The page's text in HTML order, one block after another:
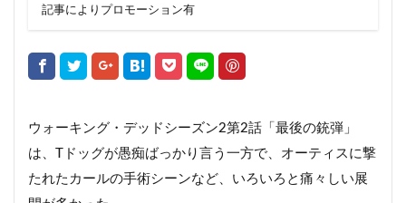
記事によりプロモーション有
ウォーキング・デッドシーズン2第2話「最後の銃弾」
は、Tドッグが愚痴ばっかり言う一方で、オーティスに撃
たれたカールの手術シーンなど、いろいろと痛々しい展